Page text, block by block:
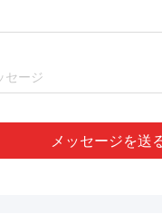
メッセージを送